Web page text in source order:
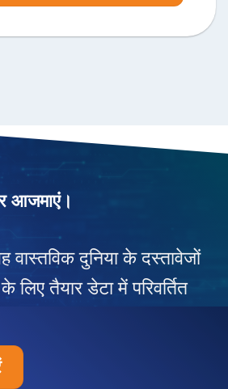
आजमाएं।
दुनिया के दस्तावेजों
लिए तैयार डेटा में परिवर्तित